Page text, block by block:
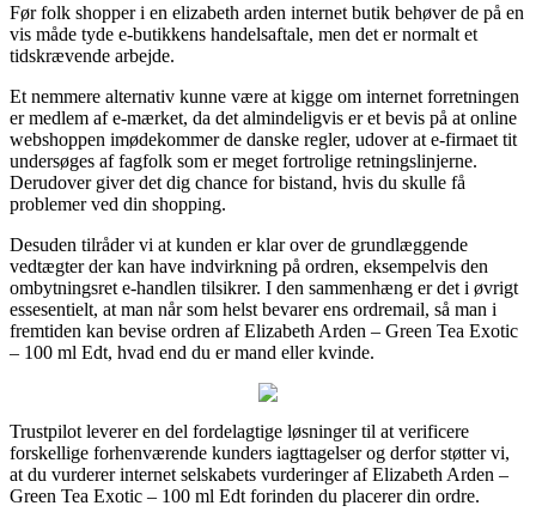
Før folk shopper i en elizabeth arden internet butik behøver de på en
vis måde tyde e-butikkens handelsaftale, men det er normalt et
tidskrævende arbejde.
Et nemmere alternativ kunne være at kigge om internet forretningen
er medlem af e-mærket, da det almindeligvis er et bevis på at online
webshoppen imødekommer de danske regler, udover at e-firmaet tit
undersøges af fagfolk som er meget fortrolige retningslinjerne.
Derudover giver det dig chance for bistand, hvis du skulle få
problemer ved din shopping.
Desuden tilråder vi at kunden er klar over de grundlæggende
vedtægter der kan have indvirkning på ordren, eksempelvis den
ombytningsret e-handlen tilsikrer. I den sammenhæng er det i øvrigt
essesentielt, at man når som helst bevarer ens ordremail, så man i
fremtiden kan bevise ordren af Elizabeth Arden – Green Tea Exotic
– 100 ml Edt, hvad end du er mand eller kvinde.
Trustpilot leverer en del fordelagtige løsninger til at verificere
forskellige forhenværende kunders iagttagelser og derfor støtter vi,
at du vurderer internet selskabets vurderinger af Elizabeth Arden –
Green Tea Exotic – 100 ml Edt forinden du placerer din ordre.